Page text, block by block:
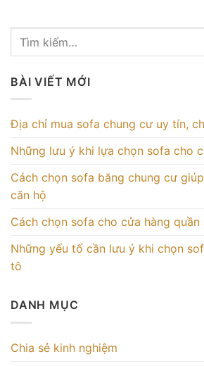
BÀI VIẾT MỚI
Địa chỉ mua sofa chung cư uy tín,
Những lưu ý khi lựa chọn sofa cho
Cách chọn sofa băng chung cư
căn hộ
Cách chọn sofa cho cửa hàng quần
Những yếu tố cần lưu ý khi chọn
tô
DANH MỤC
Chia sẻ kinh nghiệm